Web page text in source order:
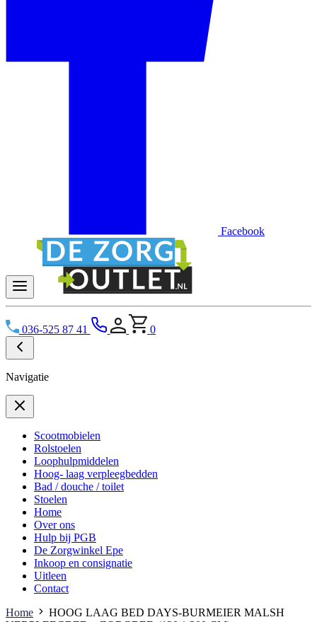
Facebook
036-525 87 41 0
Navigatie
Scootmobielen
Rolstoelen
Loophulpmiddelen
Hoog- laag verpleegbedden
Bad / douche / toilet
Stoelen
Home
Over ons
Hulp bij PGB
De Zorgwinkel Epe
Inkoop en consignatie
Uitleen
Contact
Home
HOOG LAAG BED DAYS-BURMEIER MALSH